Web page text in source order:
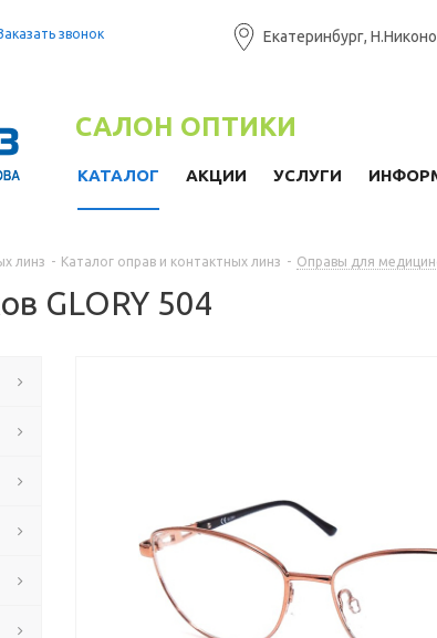
звонок Екатеринбург,
САЛОН ОПТИКИ
КАТАЛОГ АКЦИИ УСЛУГИ
линз - Каталог оправ и контактных линз - Оправы для
GLORY 504